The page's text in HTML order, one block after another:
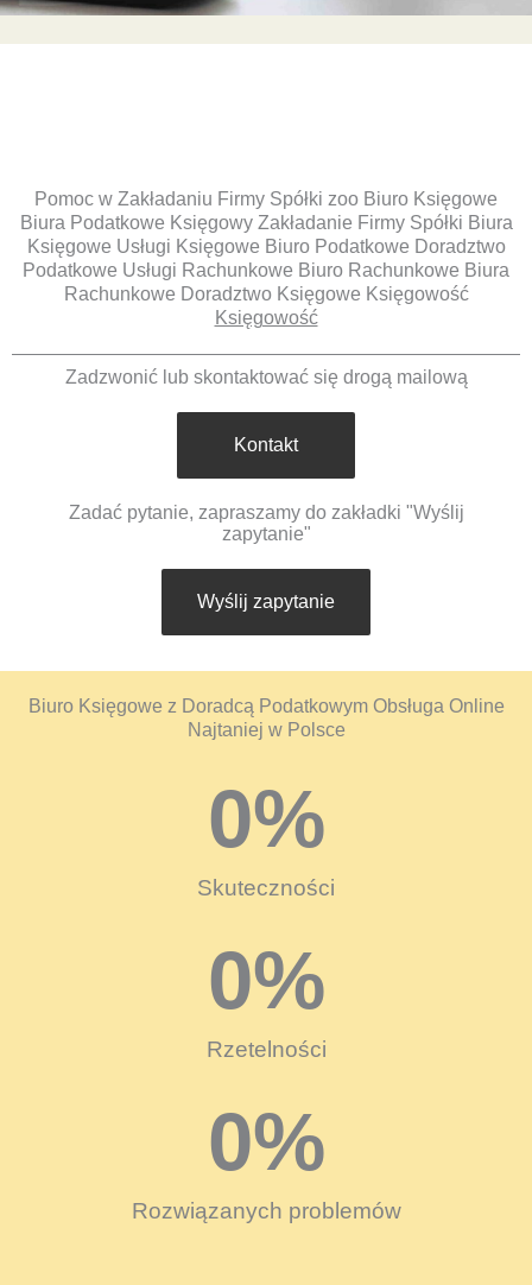
Pomoc w Zakładaniu Firmy Spółki zoo Biuro Księgowe
Biura Podatkowe Księgowy Zakładanie Firmy Spółki Biura
Księgowe Usługi Księgowe Biuro Podatkowe Doradztwo
Podatkowe Usługi Rachunkowe Biuro Rachunkowe Biura
Rachunkowe Doradztwo Księgowe Księgowość
Księgowość
Zadzwonić lub skontaktować się drogą mailową
Kontakt
Zadać pytanie, zapraszamy do zakładki "Wyślij
zapytanie"
Wyślij zapytanie
Biuro Księgowe z Doradcą Podatkowym Obsługa Online
Najtaniej w Polsce
Skuteczności
0%
Rzetelności
0%
Rozwiązanych problemów
0%